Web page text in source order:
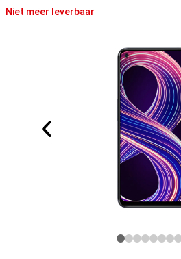
Niet meer leverbaar